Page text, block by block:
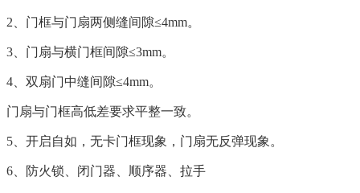
2 、门框与门扇两侧缝间隙≤4mm。
3 、门扇与横门框间隙≤3mm。
4 、双扇门中缝间隙≤4mm。
门扇与门框高低差要求平整一致。
5 、开启自如，无卡门框现象，门扇无反弹现象。
6 、防火锁、闭门器、顺序器、拉手